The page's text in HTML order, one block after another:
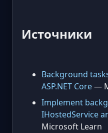
Источники
Background
ASP.NET Core—
Implement
IHostedService
Microsoft Learn